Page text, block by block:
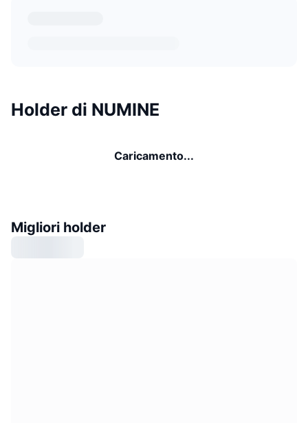
Holder di NUMINE
Caricamento...
Migliori holder